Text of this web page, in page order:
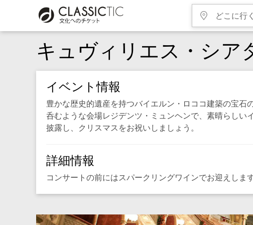
キュヴィリエス・シア
イベント情報
豊かな歴史的遺産を持つバイエルン・ロココ建築の宝
呑むような会場レジデンツ・ミュンヘンで、素晴らし
披露し、クリスマスをお祝いしましょう。
詳細情報
コンサートの前にはスパークリングワインでお迎えします